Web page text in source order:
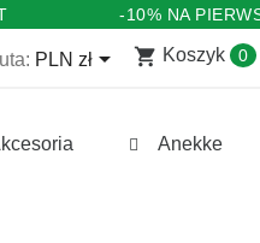
-10% NA
PLN zł shopping_cart Koszyk 0
Anekke